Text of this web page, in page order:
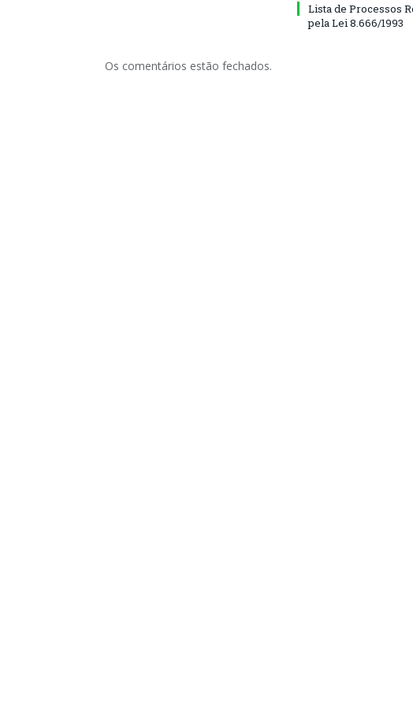
Lista de Processos
pela Lei 8.666/1993
Os comentários estão fechados.